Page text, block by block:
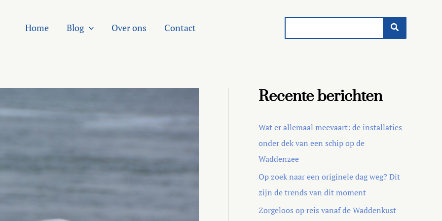
Home Blog Over ons Contact
Recente berichten
Wat er allemaal meevaart: de installaties
onder dek van een schip op de
Waddenzee
Op zoek naar een originele dag weg? Dit
zijn de trends van dit moment
Zorgeloos op reis vanaf de Waddenkust